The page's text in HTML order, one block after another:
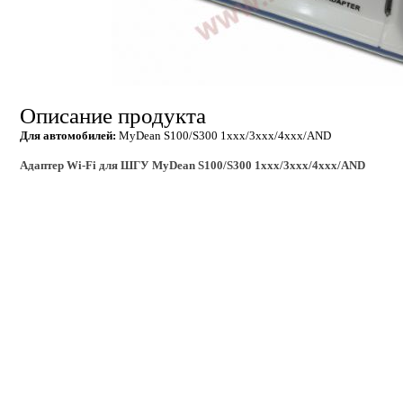
Описание продукта
Для автомобилей: MyDean S100/S300 1xxx/3xxx/4xxx/AND
Адаптер Wi-Fi для ШГУ MyDean S100/S300 1xxx/3xxx/4xxx/AND